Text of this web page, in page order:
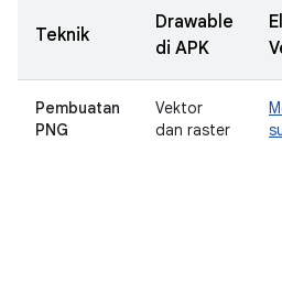
Teknik
Drawable
di APK
Pembuatan
PNG
Vektor
dan raster